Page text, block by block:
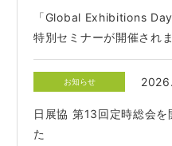
「Global Exhibitions
特別セミナーが開催され
お知らせ
日展協 第13回定時総会を
た